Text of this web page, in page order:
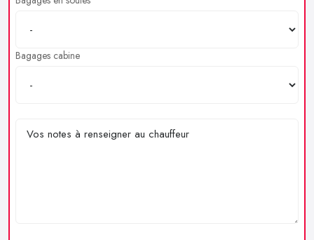
Bagages cabine